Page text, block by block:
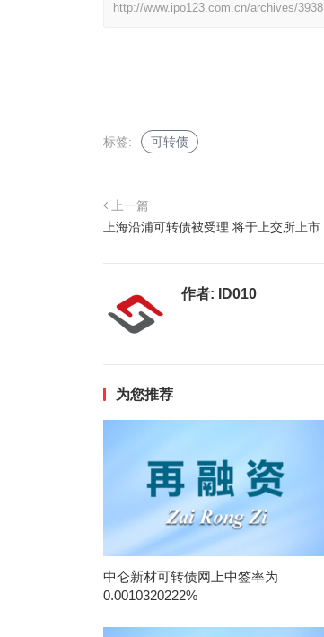
http://www.ipo123.com.cn/archives/3938
标签: 可转债
上一篇
上海沿浦可转债被受理 将于上交所上市
作者: ID010
为您推荐
中仑新材可转债网上中签率为
0.0010320222%